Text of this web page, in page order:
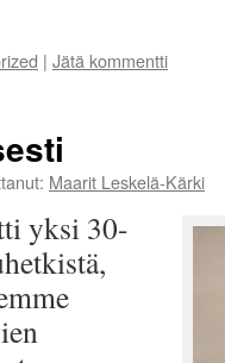
| Jätä kommentti
Maarit Leskelä-Kärki
yksi 30-